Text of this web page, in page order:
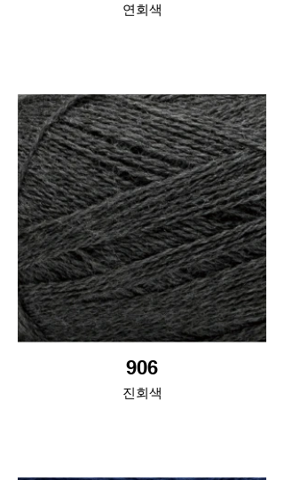
연회색
906
진회색